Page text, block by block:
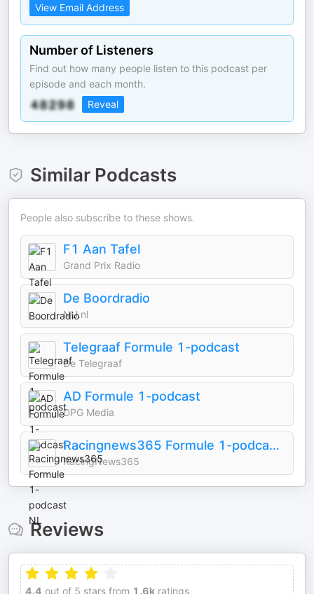
View Email Address
Number of Listeners
Find out how many people listen to this podcast per
episode and each month.
Reveal
Similar Podcasts
People also subscribe to these shows.
F1 Aan Tafel
Grand Prix Radio
De Boordradio
NU.nl
Telegraaf Formule 1-podcast
De Telegraaf
AD Formule 1-podcast
DPG Media
Racingnews365 Formule 1-podcast NL
RacingNews365
Reviews
4.4 out of 5 stars from 1.6k ratings